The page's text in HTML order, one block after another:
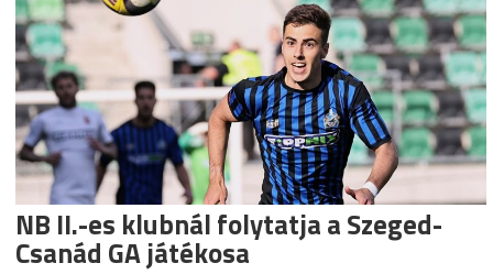
NB II.-es klubnál folytatja a Szeged-
Csanád GA játékosa